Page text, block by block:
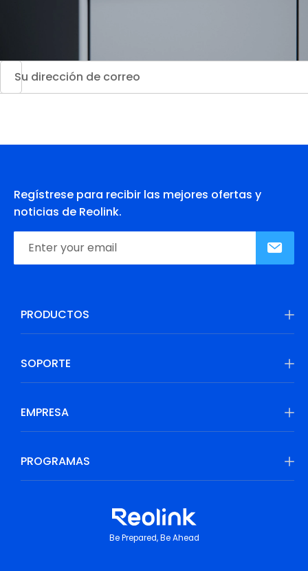
Regístrese para recibir las mejores ofertas y
noticias de Reolink.
PRODUCTOS
SOPORTE
EMPRESA
PROGRAMAS
Be Prepared, Be Ahead